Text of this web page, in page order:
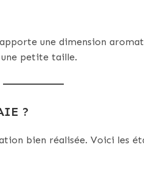
une dimension
petite taille.
?
bien réalisée. Voici les